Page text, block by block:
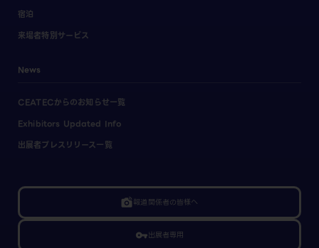
宿泊
来場者特別サービス
News
CEATECからのお知らせ一覧
Exhibitors Updated Info
出展者プレスリリース一覧
linked_camera報道関係者の皆様へ
vpn_key出展者専用